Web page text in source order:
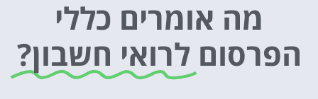
מה אומרים כללי
הפרסום לרואי חשבון?